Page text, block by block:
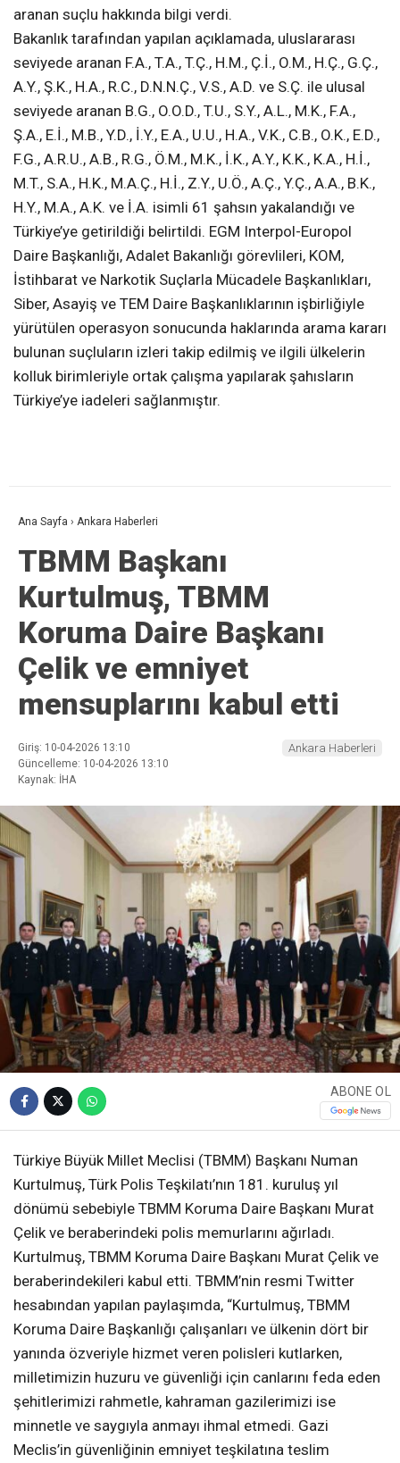
aranan suçlu hakkında bilgi verdi.
Bakanlık tarafından yapılan açıklamada, uluslararası
seviyede aranan F.A., T.A., T.Ç., H.M., Ç.İ., O.M., H.Ç., G.Ç.,
A.Y., Ş.K., H.A., R.C., D.N.N.Ç., V.S., A.D. ve S.Ç. ile ulusal
seviyede aranan B.G., O.O.D., T.U., S.Y., A.L., M.K., F.A.,
Ş.A., E.İ., M.B., Y.D., İ.Y., E.A., U.U., H.A., V.K., C.B., O.K., E.D.,
F.G., A.R.U., A.B., R.G., Ö.M., M.K., İ.K., A.Y., K.K., K.A., H.İ.,
M.T., S.A., H.K., M.A.Ç., H.İ., Z.Y., U.Ö., A.Ç., Y.Ç., A.A., B.K.,
H.Y., M.A., A.K. ve İ.A. isimli 61 şahsın yakalandığı ve
Türkiye’ye getirildiği belirtildi. EGM Interpol-Europol
Daire Başkanlığı, Adalet Bakanlığı görevlileri, KOM,
İstihbarat ve Narkotik Suçlarla Mücadele Başkanlıkları,
Siber, Asayiş ve TEM Daire Başkanlıklarının işbirliğiyle
yürütülen operasyon sonucunda haklarında arama kararı
bulunan suçluların izleri takip edilmiş ve ilgili ülkelerin
kolluk birimleriyle ortak çalışma yapılarak şahısların
Türkiye’ye iadeleri sağlanmıştır.
Ana Sayfa › Ankara Haberleri
TBMM Başkanı
Kurtulmuş, TBMM
Koruma Daire Başkanı
Çelik ve emniyet
mensuplarını kabul etti
Giriş: 10-04-2026 13:10
Güncelleme: 10-04-2026 13:10
Kaynak: İHA
Ankara Haberleri
ABONE OL
Türkiye Büyük Millet Meclisi (TBMM) Başkanı Numan
Kurtulmuş, Türk Polis Teşkilatı’nın 181. kuruluş yıl
dönümü sebebiyle TBMM Koruma Daire Başkanı Murat
Çelik ve beraberindeki polis memurlarını ağırladı.
Kurtulmuş, TBMM Koruma Daire Başkanı Murat Çelik ve
beraberindekileri kabul etti. TBMM’nin resmi Twitter
hesabından yapılan paylaşımda, “Kurtulmuş, TBMM
Koruma Daire Başkanlığı çalışanları ve ülkenin dört bir
yanında özveriyle hizmet veren polisleri kutlarken,
milletimizin huzuru ve güvenliği için canlarını feda eden
şehitlerimizi rahmetle, kahraman gazilerimizi ise
minnetle ve saygıyla anmayı ihmal etmedi. Gazi
Meclis’in güvenliğinin emniyet teşkilatına teslim